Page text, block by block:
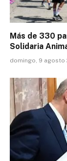
Más de 330
Solidaria
domingo, 9 agosto